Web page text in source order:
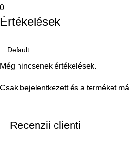
0
Értékelések
Még nincsenek értékelések.
Csak bejelentkezett és a terméket
Recenzii clienti